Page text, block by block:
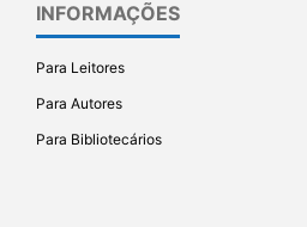
INFORMAÇÕES
Para Leitores
Para Autores
Para Bibliotecários